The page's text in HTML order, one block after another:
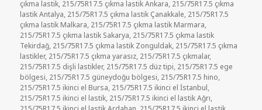
çıkma lastik, 215/75R17.5 çıkma lastik Ankara, 215/75R17.5 çıkma
lastik Antalya, 215/75R17.5 çıkma lastik Çanakkale, 215/75R17.5
çıkma lastik Malkara, 215/75R17.5 çıkma lastik Marmara,
215/75R17.5 çıkma lastik Sakarya, 215/75R17.5 çıkma lastik
Tekirdağ, 215/75R17.5 çıkma lastik Zonguldak, 215/75R17.5 çıkma
lastikler, 215/75R17.5 çıkma yarasız, 215/75R17.5 çıkmalar,
215/75R17.5 dişli lastikler, 215/75R17.5 düz tipi, 215/75R17.5 ege
bölgesi, 215/75R17.5 güneydoğu bölgesi, 215/75R17.5 hino,
215/75R17.5 ikinci el Bursa, 215/75R17.5 ikinci el İstanbul,
215/75R17.5 ikinci el lastik, 215/75R17.5 ikinci el lastik Ağrı,